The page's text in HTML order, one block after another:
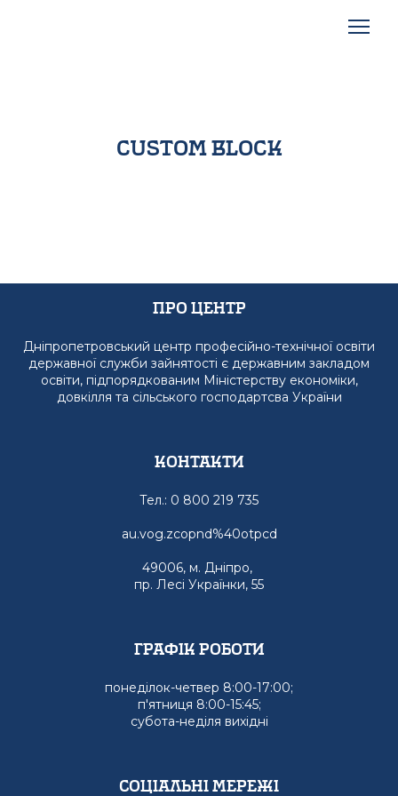
custom block
Про Центр
Дніпропетровський центр професійно-технічної освіти
державної служби зайнятості є державним закладом
освіти, підпорядкованим Міністерству економіки,
довкілля та сільського господартсва України
Контакти
Тел.: 0 800 219 735
au.vog.zcopnd%40otpcd
49006, м. Дніпро,
пр. Лесі Українки, 55
графік роботи
понеділок-четвер 8:00-17:00;
п'ятниця 8:00-15:45;
субота-неділя вихідні
Соціальні мережі